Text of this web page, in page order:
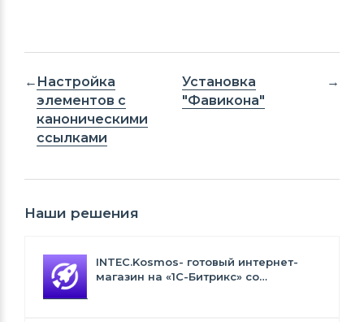
Настройка
элементов с
каноническими
ссылками
Установка
"Фавикона"
Наши решения
INTEC.Kosmos- готовый интернет-
магазин на «1С-Битрикс» со